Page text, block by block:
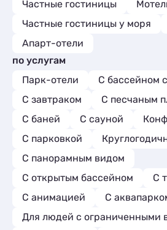
Частные гостиницы
Частные гостиницы у моря
Апарт-отели
по услугам
Парк-отели
С бассейном
С завтраком
С песчаным
С баней
С сауной
С парковкой
С панорамным видом
С открытым бассейном
С
С анимацией
С
Для людей с ограниченными